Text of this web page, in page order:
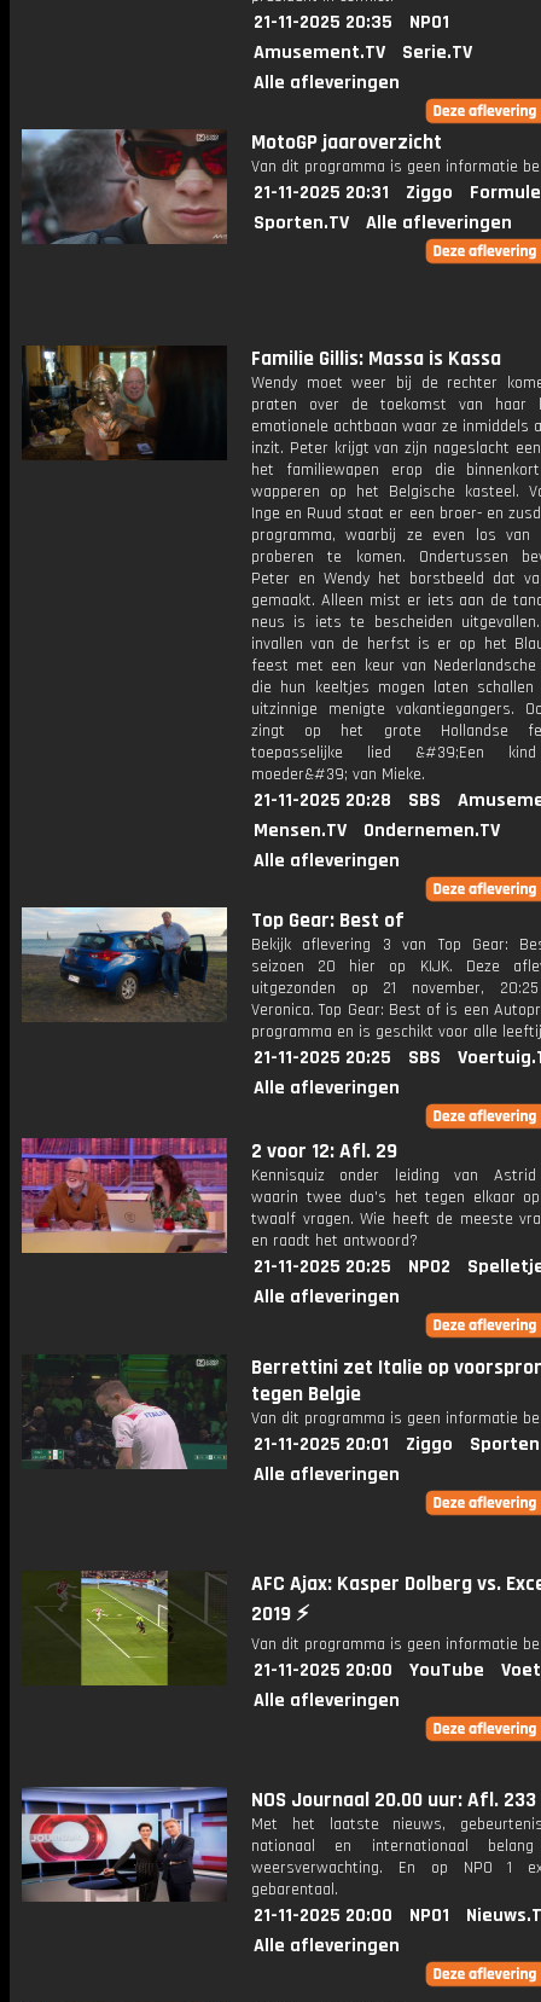
21-11-2025 20:35
NPO1
Amusement.TV
Serie.TV
Alle afleveringen
MotoGP jaaroverzicht
Van dit programma is geen informatie
21-11-2025 20:31 Ziggo
Sporten.TV
Alle afleveringen
Familie Gillis: Massa is Kassa
Wendy moet weer bij de rechter
praten over de toekomst van haar
emotionele achtbaan waar ze inmiddels
inzit. Peter krijgt van zijn nageslacht
het familiewapen erop die
wapperen op het Belgische kasteel.
Inge en Ruud staat er een broer- en
programma, waarbij ze even los van
proberen te komen. Ondertussen
Peter en Wendy het borstbeeld dat
gemaakt. Alleen mist er iets aan de
neus is iets te bescheiden
invallen van de herfst is er op het
feest met een keur van
die hun keeltjes mogen laten
uitzinnige menigte vakantiegangers.
zingt op het grote Hollandse
toepasselijke lied &#39;Een
moeder&#39; van Mieke.
21-11-2025 20:28 SBS
Mensen.TV
Ondernemen.TV
Alle afleveringen
Top Gear: Best of
Bekijk aflevering 3 van Top Gear:
seizoen 20 hier op KIJK. Deze
uitgezonden op 21 november,
Veronica. Top Gear: Best of is een
programma en is geschikt voor alle
21-11-2025 20:25 SBS
Alle afleveringen
2 voor 12: Afl. 29
Kennisquiz onder leiding van
waarin twee duo's het tegen elkaar
twaalf vragen. Wie heeft de meeste
en raadt het antwoord?
21-11-2025 20:25 NPO2
Alle afleveringen
Berrettini zet Italie op
tegen Belgie
Van dit programma is geen informatie
21-11-2025 20:01 Ziggo
Alle afleveringen
AFC Ajax: Kasper Dolberg vs.
2019 ⚡️
Van dit programma is geen informatie
21-11-2025 20:00 YouTube
Alle afleveringen
NOS Journaal 20.00 uur: Afl. 233
Met het laatste nieuws,
nationaal en internationaal
weersverwachting. En op NPO 1
gebarentaal.
21-11-2025 20:00 NPO1
Alle afleveringen